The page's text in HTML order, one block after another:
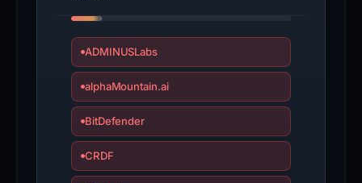
ADMINUSLabs
alphaMountain.ai
BitDefender
CRDF